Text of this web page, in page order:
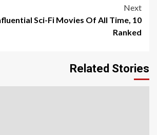
Next
Influential Sci-Fi Movies Of All Time,
Ranked
Related Stories